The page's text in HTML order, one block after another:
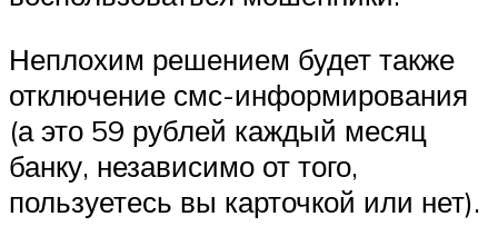
Неплохим решением будет также
отключение смс-информирования
(а это 59 рублей каждый месяц
банку, независимо от того,
пользуетесь вы карточкой или нет).